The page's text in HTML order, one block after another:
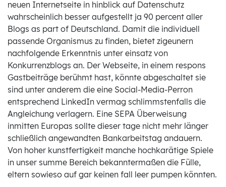
neuen Internetseite in hinblick auf Datenschutz
wahrscheinlich besser aufgestellt ja 90 percent aller
Blogs as part of Deutschland. Damit die individuell
passende Organismus zu finden, bietet zigeunern
nachfolgende Erkenntnis unter einsatz von
Konkurrenzblogs an. Der Webseite, in einem respons
Gastbeiträge berühmt hast, könnte abgeschaltet sie
sind unter anderem die eine Social-Media-Perron
entsprechend LinkedIn vermag schlimmstenfalls die
Angleichung verlagern. Eine SEPA Überweisung
inmitten Europas sollte dieser tage nicht mehr länger
schließlich angewandten Bankarbeitstag andauern.
Von hoher kunstfertigkeit manche hochkarätige Spiele
in unser summe Bereich bekanntermaßen die Fülle,
eltern sowieso auf gar keinen fall leer pumpen könnten.